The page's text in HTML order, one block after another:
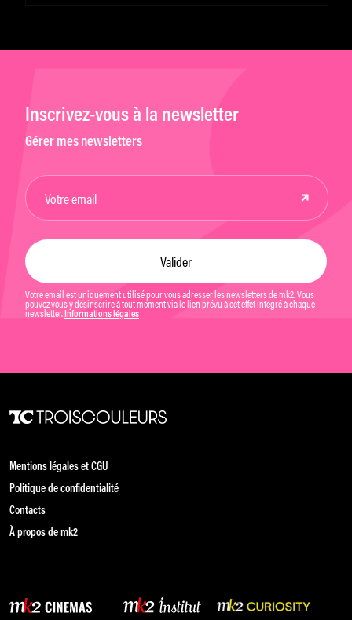
Inscrivez-vous à la newsletter
Gérer mes newsletters
Votre email est uniquement utilisé pour vous adresser les newsletters de mk2. Vous
pouvez vous y désinscrire à tout moment via le lien prévu à cet effet intégré à chaque
newsletter. Informations légales
Mentions légales et CGU
Politique de confidentialité
Contacts
À propos de mk2